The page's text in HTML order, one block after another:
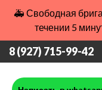
🚑 Свободная
течении 5
8 (927) 715-99-42